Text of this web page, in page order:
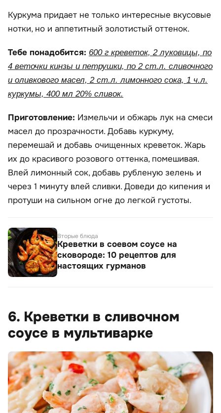
Куркума придает не только интересные вкусовые
нотки, но и аппетитный золотистый оттенок.
Тебе понадобится: 600 г креветок, 2 луковицы, по
4 веточки кинзы и петрушки, по 2 ст.л. сливочного
и оливкового масел, 2 ст.л. лимонного сока, 1 ч.л.
куркумы, 400 мл 20% сливок.
Приготовление: Измельчи и обжарь лук на смеси
масел до прозрачности. Добавь куркуму,
перемешай и добавь очищенных креветок. Жарь
их до красивого розового оттенка, помешивая.
Влей лимонный сок, добавь рубленую зелень и
через 1 минуту влей сливки. Доведи до кипения и
протуши на сильном огне до легкой густоты.
Вторые блюда
Креветки в соевом соусе на
сковороде: 10 рецептов для
настоящих гурманов
6. Креветки в сливочном
соусе в мультиварке